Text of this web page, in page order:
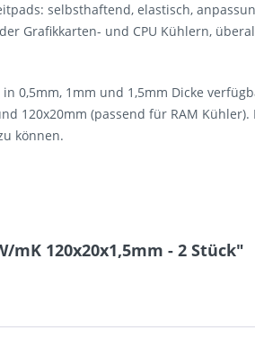
selbsthaftend, elastisch,
Grafikkarten- und CPU Kühlern,
0,5mm, 1mm und 1,5mm Dicke
120x20mm (passend für RAM
können.
120x20x1,5mm - 2 Stück"